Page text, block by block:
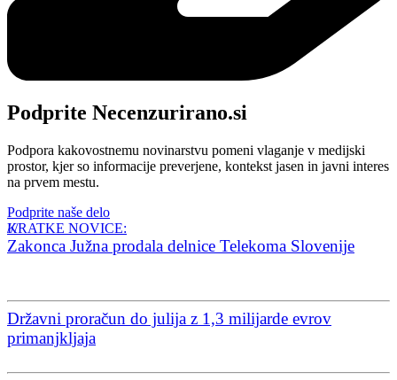
Podprite Necenzurirano.si
Podpora kakovostnemu novinarstvu pomeni vlaganje v medijski
prostor, kjer so informacije preverjene, kontekst jasen in javni interes
na prvem mestu.
Podprite naše delo
KRATKE NOVICE:
Zakonca Južna prodala delnice Telekoma Slovenije
Državni proračun do julija z 1,3 milijarde evrov
primanjkljaja